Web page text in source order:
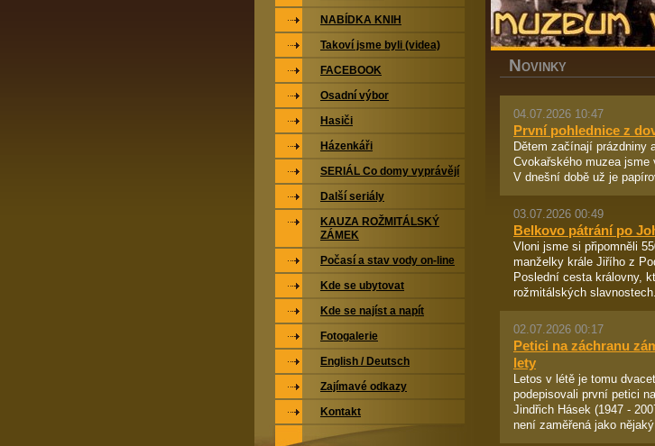
NOVINKY
04.07.2026 10:47
První pohlednice z
Dětem začínají prázdniny
Cvokařského muzea jsme
V dnešní době už je
03.07.2026 00:49
Belkovo pátrání po
Vloni jsme si připomněli
manželky krále Jiřího z
Poslední cesta královny,
rožmitálských
02.07.2026 00:17
Petici na záchranu
lety
Letos v létě je tomu
podepisovali první petici
Jindřich Hásek (1947 -
není zaměřená jako
NABÍDKA KNIH
Takoví jsme byli (videa)
FACEBOOK
Osadní výbor
Hasiči
Házenkáři
SERIÁL Co domy vyprávějí
Další seriály
KAUZA ROŽMITÁLSKÝ
ZÁMEK
Počasí a stav vody on-line
Kde se ubytovat
Kde se najíst a napít
Fotogalerie
English / Deutsch
Zajímavé odkazy
Kontakt